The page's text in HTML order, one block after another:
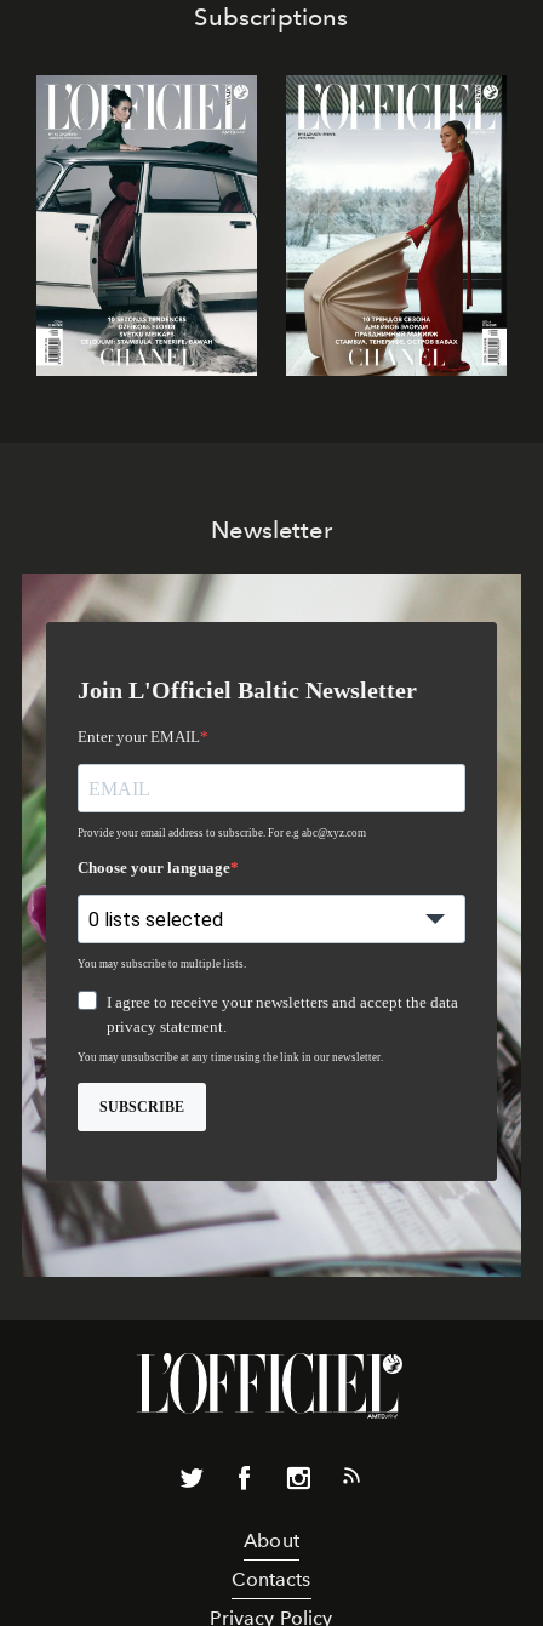
Subscriptions
Newsletter
About
Contacts
Privacy Policy